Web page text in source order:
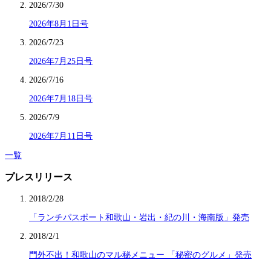
2026/7/30
2026年8月1日号
2026/7/23
2026年7月25日号
2026/7/16
2026年7月18日号
2026/7/9
2026年7月11日号
一覧
プレスリリース
2018/2/28
「ランチパスポート和歌山・岩出・紀の川・海南版」発売
2018/2/1
門外不出！和歌山のマル秘メニュー 「秘密のグルメ」発売